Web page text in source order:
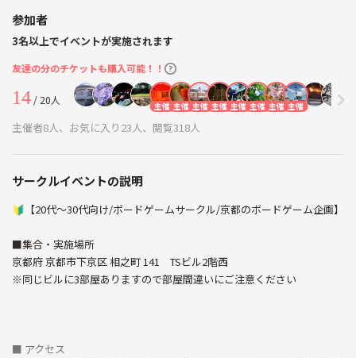
参加者
3名以上でイベントが実施されます
友達の分のチケットも購入可能！！
14/ 20人 主催 主催 主催 主催 主催 主催 主催 主催
主催者8人、お気に入り23人、閲覧318人
サークルイベントの説明
🔰【20代〜30代向け/ボードゲームサークル/京都のボードゲーム企画】
■集合・実施場所
京都府 京都市下京区 相之町 141 TSビル2階西
※同じビルに3部屋ありますので部屋間違いにご注意ください
■ アクセス